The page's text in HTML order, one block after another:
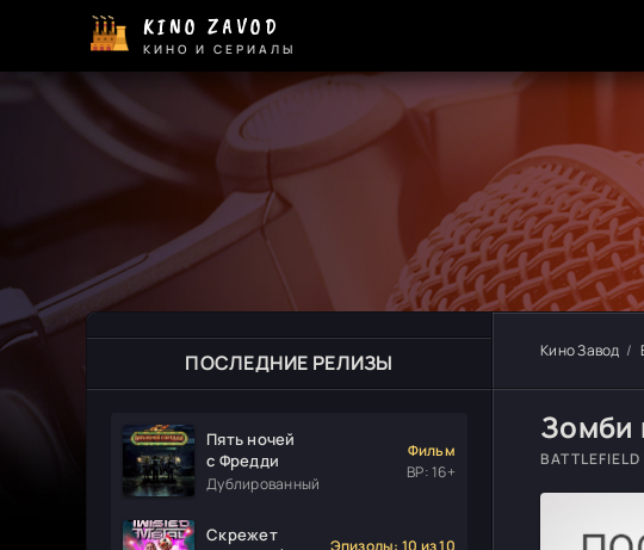
KINO ZAVOD
КИНО И СЕРИАЛЫ
ПОСЛЕДНИЕ РЕЛИЗЫ
Пять ночей
с Фредди
Дублированный
Фильм
ВР: 16+
Скрежет
Эпизоды: 10 из 10
Кино Завод
Зомби